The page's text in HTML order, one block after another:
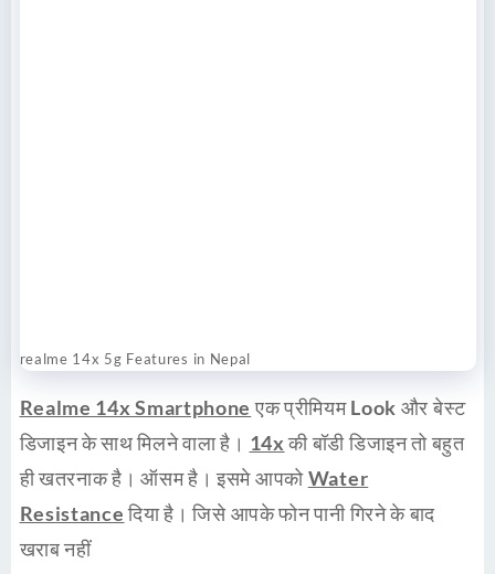
realme 14x 5g Features in Nepal
Realme 14x Smartphone एक प्रीमियमLook और बेस्ट
डिजाइन के साथ मिलने वाला है। 14xकी बॉडी डिजाइन तो बहुत
ही खतरनाक है। ऑसम है। इसमे आपकोWater
Resistanceदिया है। जिसे आपके फोनपानीगिरने के बाद
खराबनहीं